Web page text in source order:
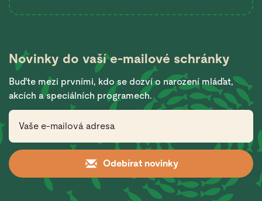
Novinky do vašíe-mailové schránky
Buďte mezi prvními, kdo se dozví o narození mláďat,
akcích a speciálních programech.
Odebírat novinky